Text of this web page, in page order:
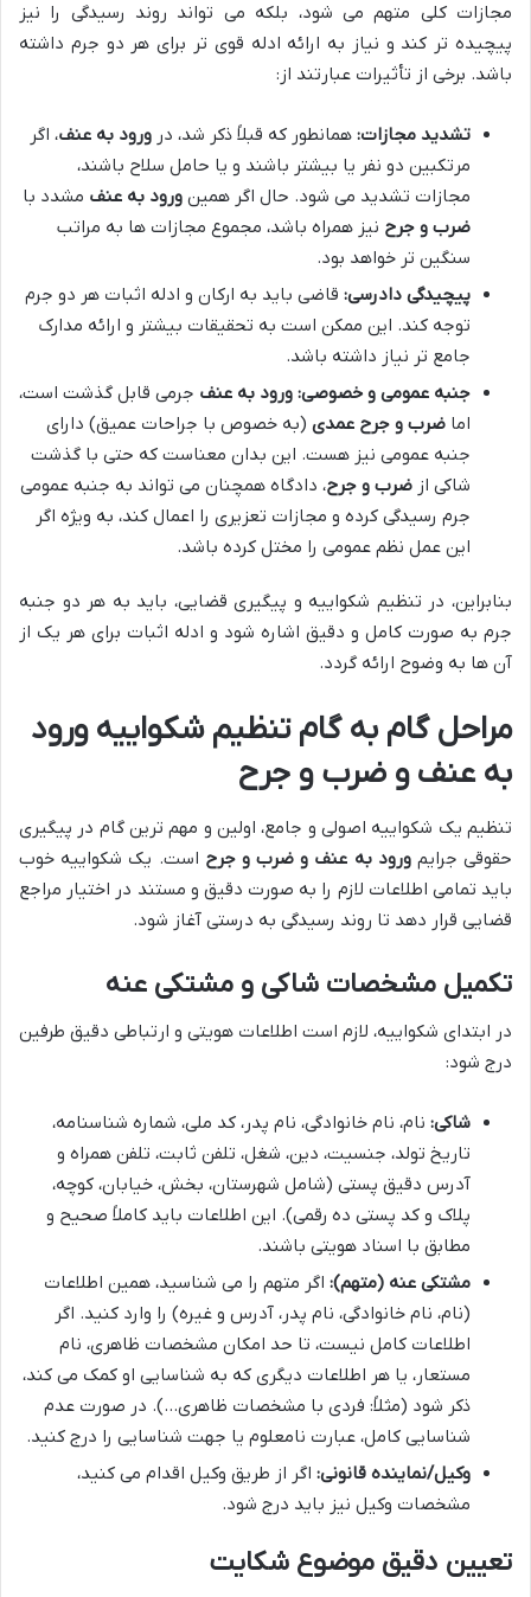
مجازات کلی متهم می شود، بلکه می تواند روند رسیدگی را نیز
پیچیده تر کند و نیاز به ارائه ادله قوی تر برای هر دو جرم داشته
باشد. برخی از تأثیرات عبارتند از:
تشدید مجازات: همانطور که قبلاً ذکر شد، در ورود به عنف، اگر
مرتکبین دو نفر یا بیشتر باشند و یا حامل سلاح باشند،
مجازات تشدید می شود. حال اگر همین ورود به عنف مشدد با
ضرب و جرح نیز همراه باشد، مجموع مجازات ها به مراتب
سنگین تر خواهد بود.
پیچیدگی دادرسی: قاضی باید به ارکان و ادله اثبات هر دو جرم
توجه کند. این ممکن است به تحقیقات بیشتر و ارائه مدارک
جامع تر نیاز داشته باشد.
جنبه عمومی و خصوصی: ورود به عنف جرمی قابل گذشت است،
اما ضرب و جرح عمدی (به خصوص با جراحات عمیق) دارای
جنبه عمومی نیز هست. این بدان معناست که حتی با گذشت
شاکی از ضرب و جرح، دادگاه همچنان می تواند به جنبه عمومی
جرم رسیدگی کرده و مجازات تعزیری را اعمال کند، به ویژه اگر
این عمل نظم عمومی را مختل کرده باشد.
بنابراین، در تنظیم شکواییه و پیگیری قضایی، باید به هر دو جنبه
جرم به صورت کامل و دقیق اشاره شود و ادله اثبات برای هر یک از
آن ها به وضوح ارائه گردد.
مراحل گام به گام تنظیم شکواییه ورود
به عنف و ضرب و جرح
تنظیم یک شکواییه اصولی و جامع، اولین و مهم ترین گام در پیگیری
حقوقی جرایمورود به عنف و ضرب و جرح است. یک شکواییه خوب
باید تمامی اطلاعات لازم را به صورت دقیق و مستند در اختیار مراجع
قضایی قرار دهد تا روند رسیدگی به درستی آغاز شود.
تکمیل مشخصات شاکی و مشتکی عنه
در ابتدای شکواییه، لازم است اطلاعات هویتی و ارتباطی دقیق طرفین
درج شود:
شاکی: نام، نام خانوادگی، نام پدر، کد ملی، شماره شناسنامه،
تاریخ تولد، جنسیت، دین، شغل، تلفن ثابت، تلفن همراه و
آدرس دقیق پستی (شامل شهرستان، بخش، خیابان، کوچه،
پلاک و کد پستی ده رقمی). این اطلاعات باید کاملاً صحیح و
مطابق با اسناد هویتی باشند.
مشتکی عنه (متهم): اگر متهم را می شناسید، همین اطلاعات
(نام، نام خانوادگی، نام پدر، آدرس و غیره) را وارد کنید. اگر
اطلاعات کامل نیست، تا حد امکان مشخصات ظاهری، نام
مستعار، یا هر اطلاعات دیگری که به شناسایی او کمک می کند،
ذکر شود (مثلاً: فردی با مشخصات ظاهری…). در صورت عدم
شناسایی کامل، عبارت نامعلوم یا جهت شناسایی را درج کنید.
وکیل/نماینده قانونی: اگر از طریق وکیل اقدام می کنید،
مشخصات وکیل نیز باید درج شود.
تعیین دقیق موضوع شکایت